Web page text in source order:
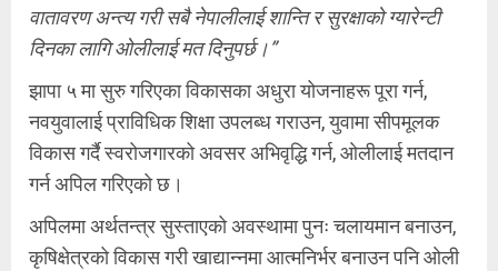
वातावरण अन्त्य गरी सबै नेपालीलाई शान्ति र सुरक्षाको ग्यारेन्टी
दिनका लागि ओलीलाई मत दिनुपर्छ।”
झापा ५ मा सुरु गरिएका विकासका अधुरा योजनाहरू पूरा गर्न,
नवयुवालाई प्राविधिक शिक्षा उपलब्ध गराउन, युवामा सीपमूलक
विकास गर्दै स्वरोजगारको अवसर अभिवृद्धि गर्न, ओलीलाई मतदान
गर्न अपिल गरिएको छ।
अपिलमा अर्थतन्त्र सुस्ताएको अवस्थामा पुनः चलायमान बनाउन,
कृषिक्षेत्रको विकास गरी खाद्यान्नमा आत्मनिर्भर बनाउन पनि ओली